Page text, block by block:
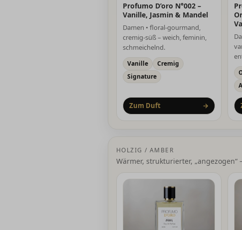
Profumo D’oro N°002 –
Vanille, Jasmin & Mandel
Damen • floral-gourmand,
cremig-süß – weich, feminin,
schmeichelnd.
Vanille
Cremig
Signature
Zum Duft →
HOLZIG / AMBER
Wärmer, strukturierter,